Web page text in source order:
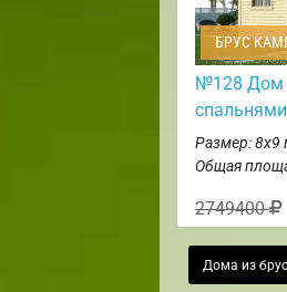
БРУС
№128 Дом
спальнями
Размер: 8х9
Общая
2749400
Дома из